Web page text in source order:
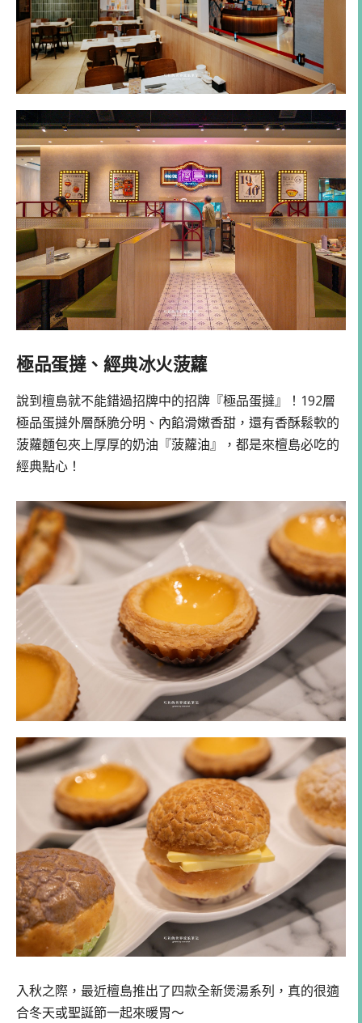
極品蛋撻、經典冰火菠蘿
說到檀島就不能錯過招牌中的招牌『極品蛋撻』！192層
極品蛋撻外層酥脆分明、內餡滑嫩香甜，還有香酥鬆軟的
菠蘿麵包夾上厚厚的奶油『菠蘿油』，都是來檀島必吃的
經典點心！
入秋之際，最近檀島推出了四款全新煲湯系列，真的很適
合冬天或聖誕節一起來暖胃～